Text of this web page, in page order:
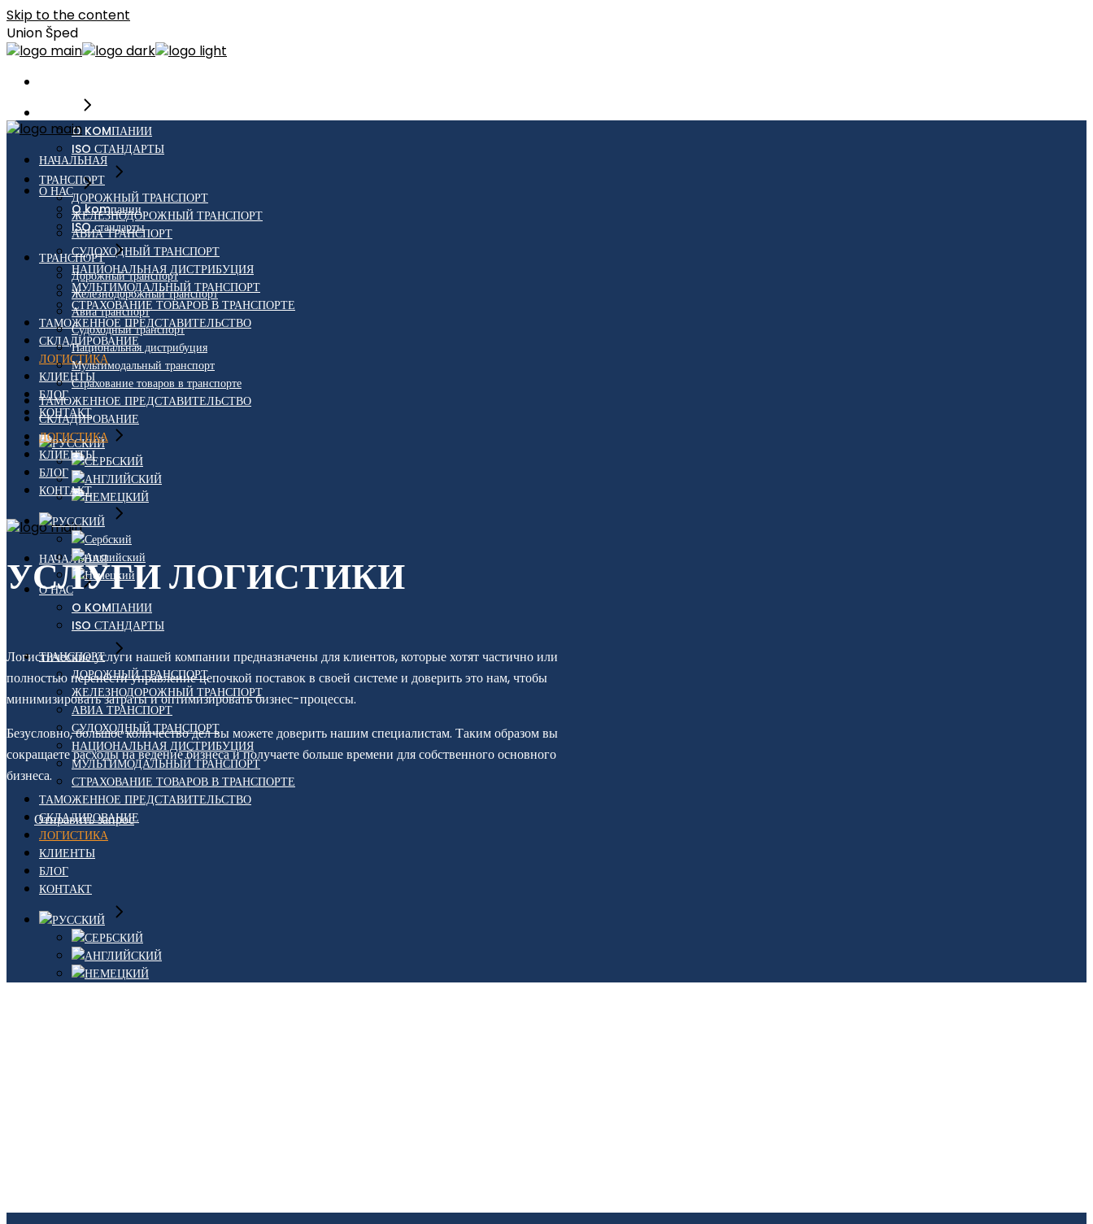
Skip to the content
Union Šped
O KOMПАНИИ
ISO СТАНДАРТЫ
ТРАНСПОРТ
ДОРОЖНЫЙ ТРАНСПОРТ
ЖЕЛЕЗНОДОРОЖНЫЙ ТРАНСПОРТ
АВИА ТРАНСПОРТ
СУДОХОДНЫЙ ТРАНСПОРТ
НАЦИОНАЛЬНАЯ ДИСТРИБУЦИЯ
МУЛЬТИМОДАЛЬНЫЙ ТРАНСПОРТ
СТРАХОВАНИЕ ТОВАРОВ В ТРАНСПОРТЕ
ТАМОЖЕННОЕ ПРЕДСТАВИТЕЛЬСТВО
СКЛАДИРОВАНИЕ
ЛОГИСТИКА
КЛИЕНТЫ
БЛОГ
КОНТАКТ
НАЧАЛЬНАЯ
О НАС
O KOMПАНИИ
ISO СТАНДАРТЫ
ТРАНСПОРТ
ДОРОЖНЫЙ ТРАНСПОРТ
ЖЕЛЕЗНОДОРОЖНЫЙ ТРАНСПОРТ
АВИА ТРАНСПОРТ
СУДОХОДНЫЙ ТРАНСПОРТ
НАЦИОНАЛЬНАЯ ДИСТРИБУЦИЯ
МУЛЬТИМОДАЛЬНЫЙ ТРАНСПОРТ
СТРАХОВАНИЕ ТОВАРОВ В ТРАНСПОРТЕ
ТАМОЖЕННОЕ ПРЕДСТАВИТЕЛЬСТВО
СКЛАДИРОВАНИЕ
ЛОГИСТИКА
КЛИЕНТЫ
БЛОГ
КОНТАКТ
НАЧАЛЬНАЯ
О НАС
O komпании
ISO стандарты
ТРАНСПОРТ
Дорожный транспорт
Железнодорожный транспорт
Авиа транспорт
Судоходный транспорт
Национальная дистрибуция
Мультимодальный транспорт
Страхование товаров в транспорте
ТАМОЖЕННОЕ ПРЕДСТАВИТЕЛЬСТВО
СКЛАДИРОВАНИЕ
ЛОГИСТИКА
КЛИЕНТЫ
БЛОГ
КОНТАКТ
УСЛУГИ ЛОГИСТИКИ
Логистические услуги нашей компании предназначены для клиентов, которые хотят частично или
полностью перенести управление цепочкой поставок в своей системе и доверить это нам, чтобы
минимизировать затраты и оптимизировать бизнес-процессы.
Безусловно, большое количество дел вы можете доверить нашим специалистам. Таким образом вы
сокращаете расходы на ведение бизнеса и получаете больше времени для собственного основного
бизнеса.
Отправить запрос